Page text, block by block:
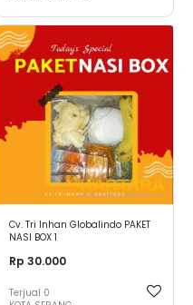
---------------------------
------------ Produk Pempek
Palembang cek wan m
Cv. Tri Inhan Globalindo PAKET
NASI BOX 1
Rp 30.000
Terjual 0